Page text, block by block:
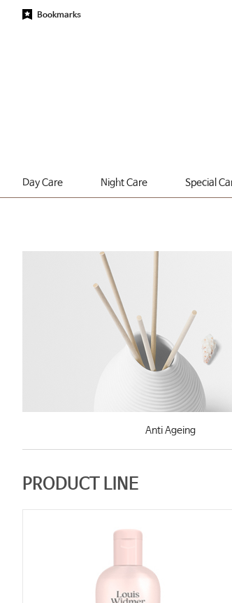
Bookmarks
Day Care Night Care Special
Anti Ageing
PRODUCT LINE